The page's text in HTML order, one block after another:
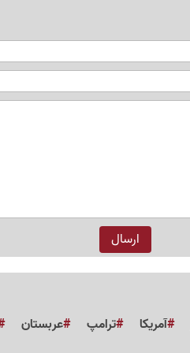
آمریکا ترامپ عربستان